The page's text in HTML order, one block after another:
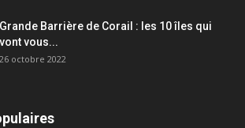
Grande Barrière de Corail : les 10 îles qui
vont vous...
26 octobre 2022